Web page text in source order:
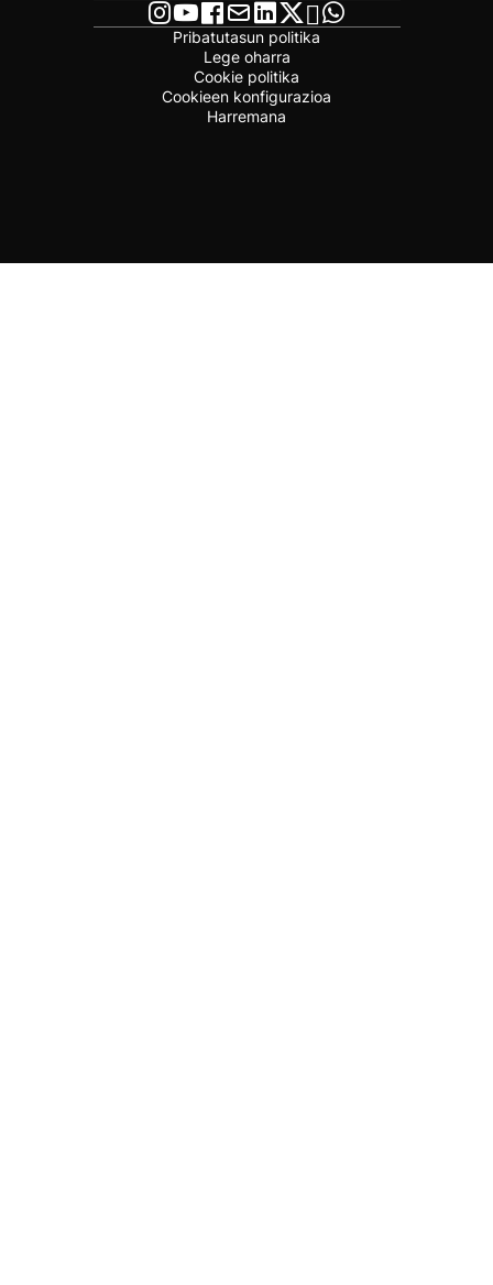
Pribatutasun politika
Lege oharra
Cookie politika
Cookieen konfigurazioa
Harremana